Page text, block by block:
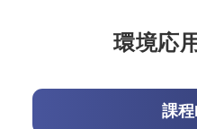
環境応
課